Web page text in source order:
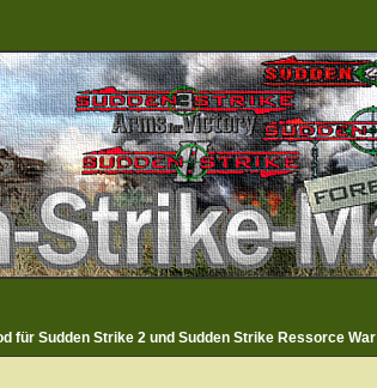
für Sudden Strike 2 und Sudden Strike Ressorce War